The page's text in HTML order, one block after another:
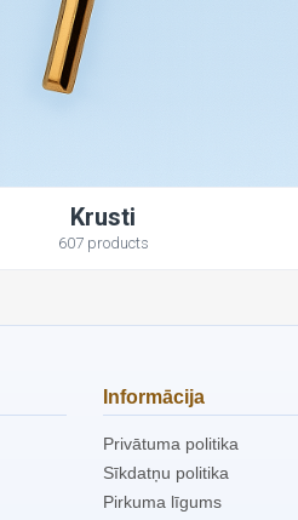
Krusti
607 products
Informācija
Privātuma politika
Sīkdatņu politika
Pirkuma līgums